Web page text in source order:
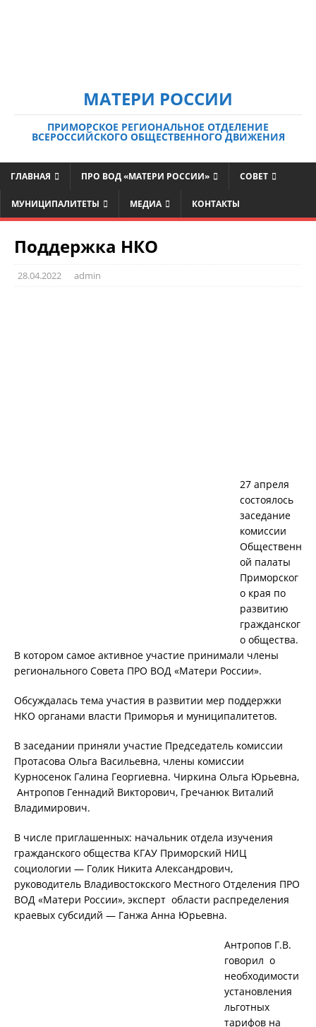
МАТЕРИ РОССИИ
ПРИМОРСКОЕ РЕГИОНАЛЬНОЕ ОТДЕЛЕНИЕ
ВСЕРОССИЙСКОГО ОБЩЕСТВЕННОГО ДВИЖЕНИЯ
ГЛАВНАЯ ПРО ВОД «МАТЕРИ РОССИИ» СОВЕТ
МУНИЦИПАЛИТЕТЫ МЕДИА КОНТАКТЫ
Поддержка НКО
28.04.2022 admin
27 апреля
состоялось
заседание
комиссии
Общественн
ой палаты
Приморског
о края по
развитию
гражданског
о общества.
В котором самое активное участие принимали члены
регионального Совета ПРО ВОД «Матери России».
Обсуждалась тема участия в развитии мер поддержки
НКО органами власти Приморья и муниципалитетов.
В заседании приняли участие Председатель комиссии
Протасова Ольга Васильевна, члены комиссии
Курносенок Галина Георгиевна. Чиркина Ольга Юрьевна,
Антропов Геннадий Викторович, Гречанюк Виталий
Владимирович.
В числе приглашенных: начальник отдела изучения
гражданского общества КГАУ Приморский НИЦ
социологии — Голик Никита Александрович,
руководитель Владивостокского Местного Отделения ПРО
ВОД «Матери России», эксперт области распределения
краевых субсидий — Ганжа Анна Юрьевна.
Антропов Г.В.
говорил о
необходимости
установления
льготных
тарифов на